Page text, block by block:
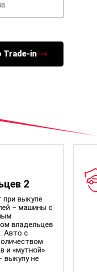
Trade-in
2
при выкупе
– машины с
владельцев
Авто с
и «мутной»
выкупу не